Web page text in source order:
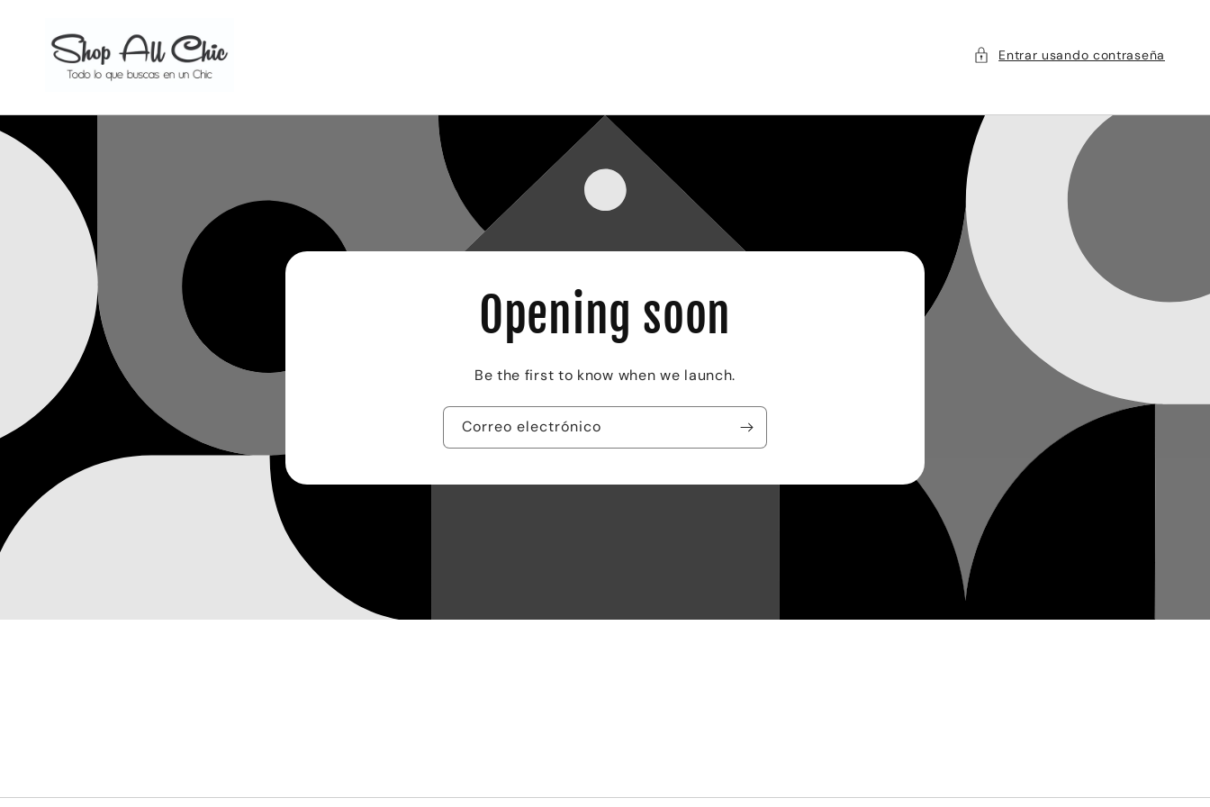
al contenido
Entrar usando contraseña
Opening soon
Be the first to know when we launch.
Correo electrónico